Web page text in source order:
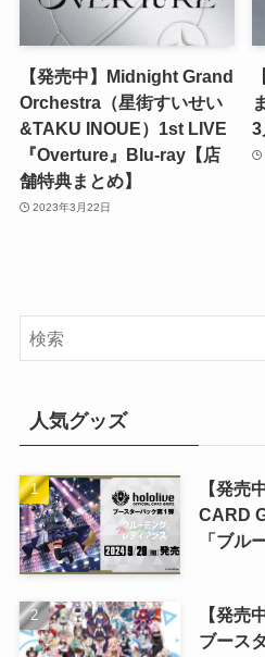
【発売中】Midnight Grand
Orchestra（星街すいせい
&TAKU INOUE）1st LIVE
『Overture』Blu-ray【店
舗特典まとめ】
2023年3月22日
3
人気グッズ
【発売
CARD
「ブル
【発売
ブース